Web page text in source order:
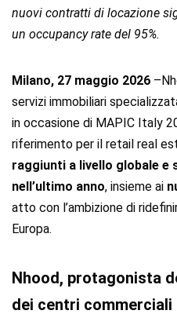
nuovi contratti di locazione
un occupancy rate del 95%.
Milano, 27 maggio 2026
servizi immobiliari
in occasione di MAPIC Italy
riferimento per il retail real
raggiunti a livello globale e
nell’ultimo anno, insieme ai
atto con l’ambizione di
Europa.
Nhood, protagonista
dei centri commerciali